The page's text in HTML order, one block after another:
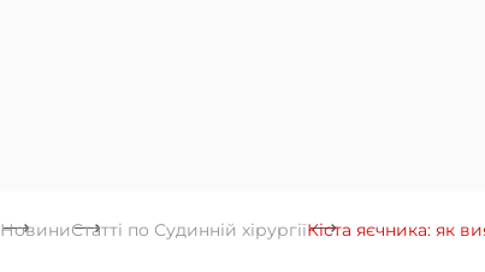
НовиниСтатті по Судинній хірургіїКіста яєчника: як